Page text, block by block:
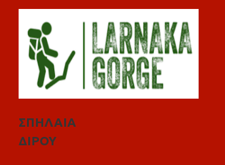
ΣΠΗΛΑΙΑ
ΔΙΡΟΥ